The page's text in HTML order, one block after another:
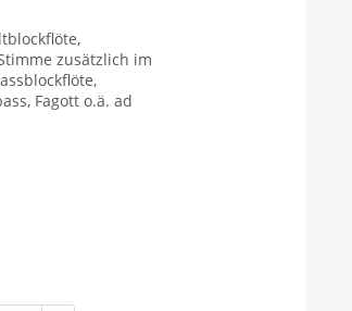
zusätzlich im
Fagott o.ä. ad